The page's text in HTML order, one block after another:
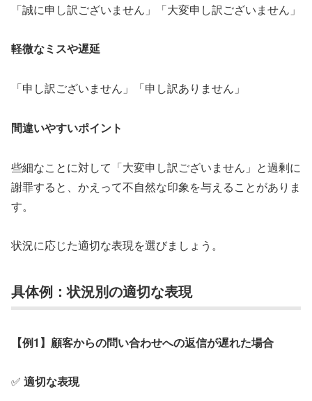
「誠に申し訳ございません」「大変申し訳ございません」
軽微なミスや遅延
「申し訳ございません」「申し訳ありません」
間違いやすいポイント
些細なことに対して「大変申し訳ございません」と過剰に
謝罪すると、かえって不自然な印象を与えることがありま
す。
状況に応じた適切な表現を選びましょう。
具体例：状況別の適切な表現
【例1】顧客からの問い合わせへの返信が遅れた場合
✅ 適切な表現